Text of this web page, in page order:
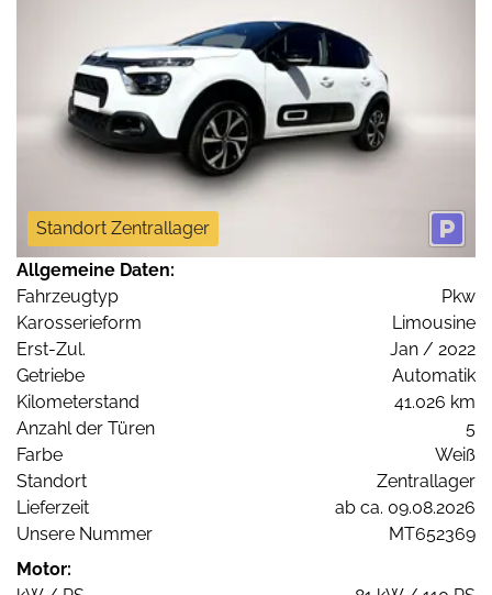
Standort Zentrallager
Allgemeine Daten:
Fahrzeugtyp
Pkw
Karosserieform
Limousine
Erst-Zul.
Jan / 2022
Getriebe
Automatik
Kilometerstand
41.026 km
Anzahl der Türen
5
Farbe
Weiß
Standort
Zentrallager
Lieferzeit
ab ca. 09.08.2026
Unsere Nummer
MT652369
Motor: